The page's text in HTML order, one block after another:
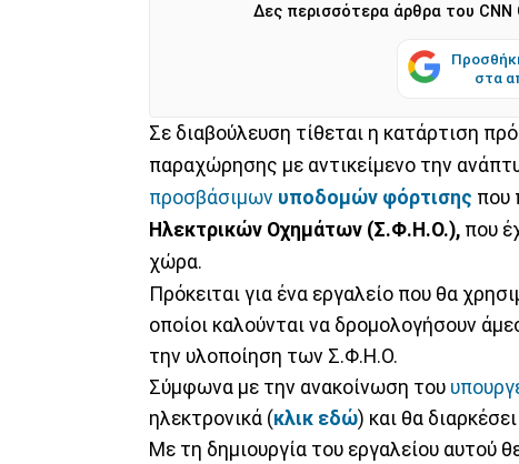
Δες περισσότερα άρθρα του CNN
στα
Σε διαβούλευση τίθεται η κατάρτιση
παραχώρησης με αντικείμενο την
προσβάσιμων υποδομών φόρτισης που
Ηλεκτρικών Οχημάτων (Σ.Φ.Η.Ο.), που
χώρα.
Πρόκειται για ένα εργαλείο που θα
οποίοι καλούνται να δρομολογήσουν
την υλοποίηση των Σ.Φ.Η.Ο.
Σύμφωνα με την ανακοίνωση του
ηλεκτρονικά (κλικ εδώ) και θα διαρκέσει
Με τη δημιουργία του εργαλείου αυτού